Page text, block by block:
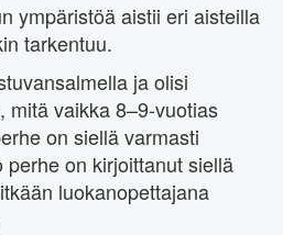
ympäristöä aistii eri aisteilla
tarkentuu.
ja olisi
mitä vaikka 8–9-vuotias
on siellä varmasti
on kirjoittanut siellä
luokanopettajana